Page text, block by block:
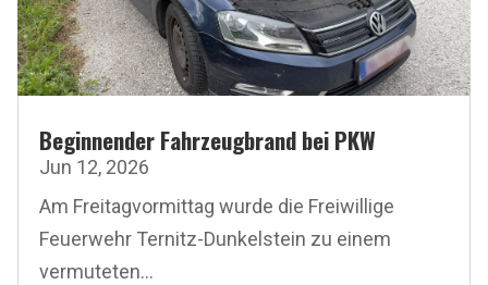
Beginnender Fahrzeugbrand bei PKW
Jun 12, 2026
Am Freitagvormittag wurde die Freiwillige
Feuerwehr Ternitz-Dunkelstein zu einem
vermuteten...